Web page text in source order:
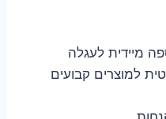
מיידית לעגלה